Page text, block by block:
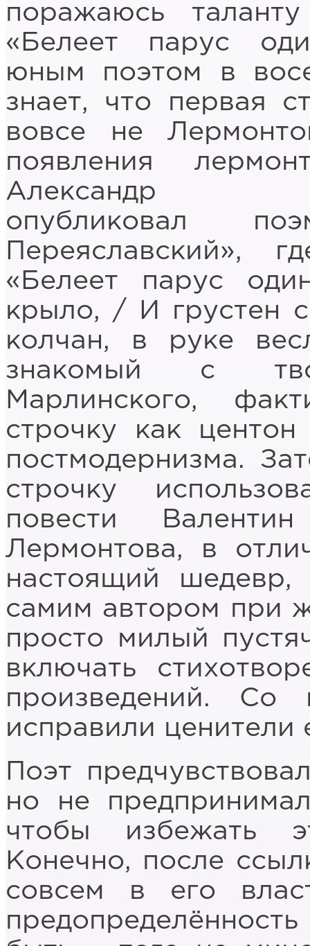
поражаюсь
«Белеет парус
юным поэтом в
знает, что первая
вовсе не
появления
Александр
опубликовал
Переяславский»,
«Белеет парус
крыло, / И грустен
колчан, в руке
знакомый с
Марлинского,
строчку как
постмодернизма.
строчку
повести
Лермонтова, в
настоящий
самим автором при
просто милый
включать
произведений. Со
исправили ценители
Поэт
но не
чтобы избежать
Конечно, после
совсем в его